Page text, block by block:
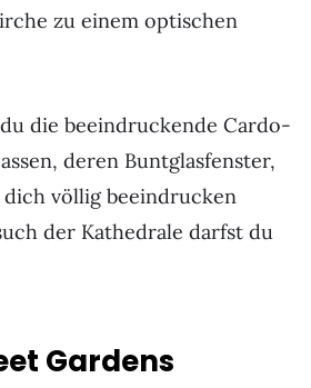
zu einem optischen
die beeindruckende Cardo-
deren Buntglasfenster,
dich völlig beeindrucken
der Kathedrale darfst du
Gardens